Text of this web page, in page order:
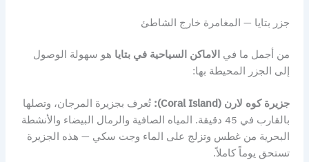
جزر بتايا — المغامرة خارج الشاطئ
من أجمل ما في الاماكن السياحية في بتايا هو سهولة الوصول
إلى الجزر المحيطة بها:
جزيرة كوه لارن (Coral Island):
تُعرف بجزيرة المرجان، وتصلها
بالقارب في 45 دقيقة. المياه الصافية والرمال البيضاء والأنشطة
البحرية من غطس وتزلج على الماء وجت سكي — هذه الجزيرة
تستحق يوماً كاملاً.